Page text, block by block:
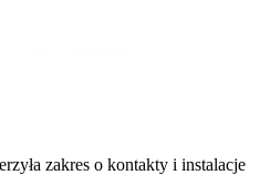
zakres o kontakty i instalacje